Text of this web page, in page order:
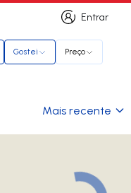
Entrar
Entrar
Gostei Preço
Mais recente